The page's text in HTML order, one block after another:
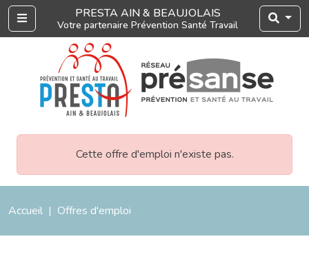
Menu PRESTA AIN & BEAUJOLAIS
Votre partenaire Prévention Santé Travail
Cette offre d'emploi n'existe pas.
Accueil Offres d'emploi